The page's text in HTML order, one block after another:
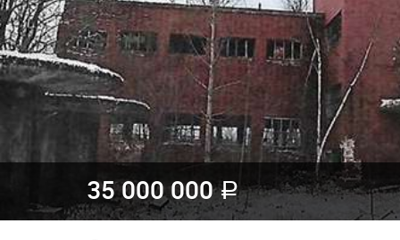
35 000 000a